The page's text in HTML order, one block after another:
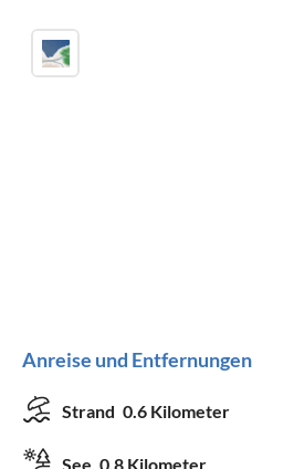
Anreise und Entfernungen
Strand 0.6 Kilometer
See 0.8 Kilometer